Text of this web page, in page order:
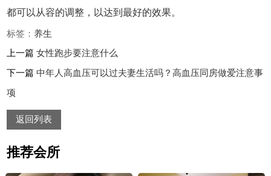
都可以从容的调整，以达到最好的效果。
标签： 养生
上一篇女性跑步要注意什么
下一篇中年人高血压可以过夫妻生活吗？高血压同房做爱注意事
项
返回列表
推荐会所